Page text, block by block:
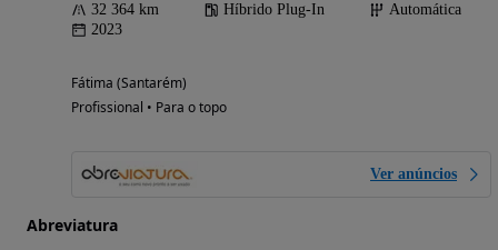
32 364 km Híbrido Plug-In
Automática
2023
Fátima (Santarém)
Profissional • Para o topo
Ver anúncios
Abreviatura